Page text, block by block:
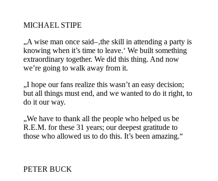
MICHAEL STIPE
„A wise man once said–‚the skill in attending a party is
knowing when it’s time to leave.‘ We built something
extraordinary together. We did this thing. And now
we’re going to walk away from it.
„I hope our fans realize this wasn’t an easy decision;
but all things must end, and we wanted to do it right, to
do it our way.
„We have to thank all the people who helped us be
R.E.M. for these 31 years; our deepest gratitude to
those who allowed us to do this. It’s been amazing.“
PETER BUCK